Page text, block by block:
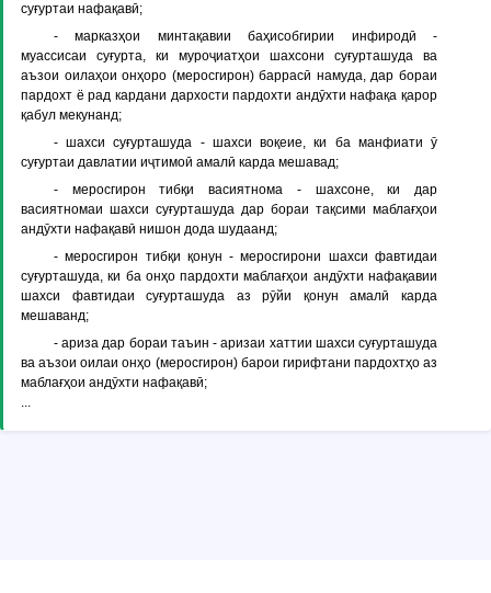
суғуртаи нафақавӣ;
-марказҳои минтақавии баҳисобгирии инфиродӣ -
муассисаи суғурта, ки муроҷиатҳои шахсони суғурташуда ва
аъзои оилаҳои онҳоро (меросгирон) баррасӣ намуда, дар бораи
пардохт ё рад кардани дархости пардохти андӯхти нафақа қарор
қабул мекунанд;
-шахси суғурташуда - шахси воқеие, ки ба манфиати ӯ
суғуртаи давлатии иҷтимоӣ амалӣ карда мешавад;
- меросгирон тибқи васиятнома - шахсоне, ки дар
васиятномаи шахси суғурташуда дар бораи тақсими маблағҳои
андӯхти нафақавӣ нишон дода шудаанд;
-меросгирон тибқи қонун - меросгирони шахси фавтидаи
суғурташуда, ки ба онҳо пардохти маблағҳои андӯхти нафақавии
шахси фавтидаи суғурташуда аз рӯйи қонун амалӣ карда
мешаванд;
-ариза дар бораи таъин - аризаи хаттии шахси суғурташуда
ва аъзои оилаи онҳо (меросгирон) барои гирифтани пардохтҳо аз
маблағҳои андӯхти нафақавӣ;
...